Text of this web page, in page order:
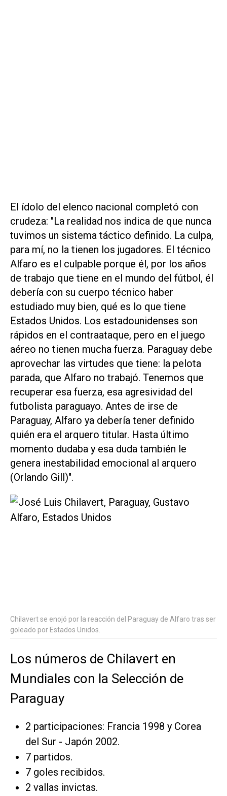
El ídolo del elenco nacional completó con
crudeza: "La realidad nos indica de que nunca
tuvimos un sistema táctico definido. La culpa,
para mí, no la tienen los jugadores. El técnico
Alfaro es el culpable porque él, por los años
de trabajo que tiene en el mundo del fútbol, él
debería con su cuerpo técnico haber
estudiado muy bien, qué es lo que tiene
Estados Unidos. Los estadounidenses son
rápidos en el contraataque, pero en el juego
aéreo no tienen mucha fuerza. Paraguay debe
aprovechar las virtudes que tiene: la pelota
parada, que Alfaro no trabajó. Tenemos que
recuperar esa fuerza, esa agresividad del
futbolista paraguayo. Antes de irse de
Paraguay, Alfaro ya debería tener definido
quién era el arquero titular. Hasta último
momento dudaba y esa duda también le
genera inestabilidad emocional al arquero
(Orlando Gill)".
Chilavert se enojó por la reacción del Paraguay de Alfaro tras ser
goleado por Estados Unidos.
Los números de Chilavert en
Mundiales con la Selección de
Paraguay
2 participaciones: Francia 1998 y Corea
del Sur - Japón 2002.
7 partidos.
7 goles recibidos.
2 vallas invictas.